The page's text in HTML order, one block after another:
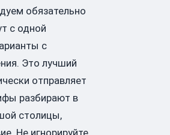
обязательно
с одной
с
Это лучший
отправляет
разбирают в
столицы,
Не игнорируйте